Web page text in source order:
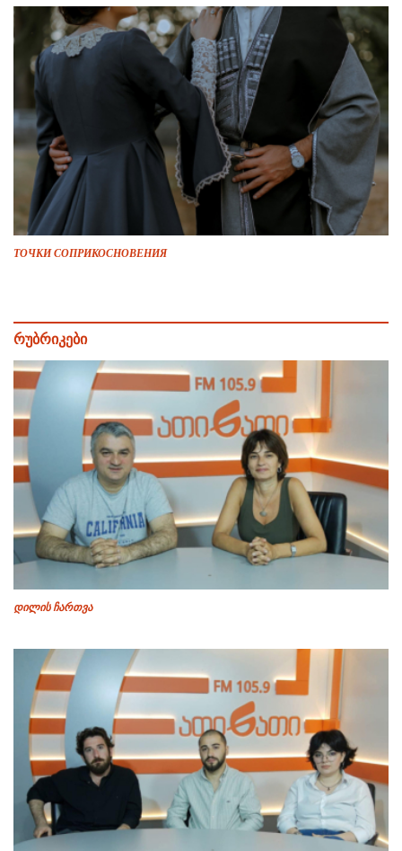
ТОЧКИ СОПРИКОСНОВЕНИЯ
რუბრიკები
დილის ჩართვა